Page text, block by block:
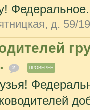
д. 59/19
2 ПРОВЕРЕН